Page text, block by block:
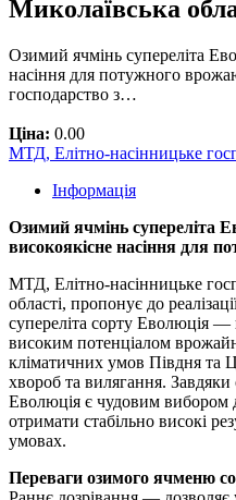
Миколаївська
Озимий ячмінь супереліта
насіння для потужного
господарство з…
Ціна: 0.00
МТД, Елітно-насінницьке
Інформація
Озимий ячмінь супереліта
високоякісне насіння для
МТД, Елітно-насінницьке
області, пропонує до
супереліта сорту Еволюція —
високим потенціалом
кліматичних умов Півдня та
хвороб та вилягання.
Еволюція є чудовим вибором
отримати стабільно високі
умовах.
Переваги озимого ячменю